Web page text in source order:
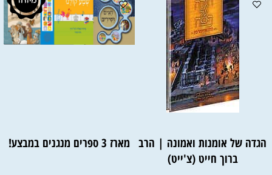
הגדה של אומנות ואמונה | הרב
ברוך חייט (צ'ייט)
מארז 3 ספרים מנגנים במבצע!